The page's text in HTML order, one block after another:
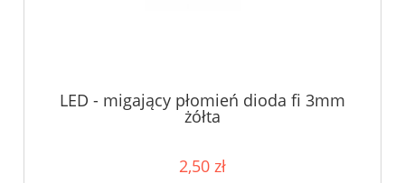
LED - migający płomień dioda fi 3mm
żółta
2,50 zł